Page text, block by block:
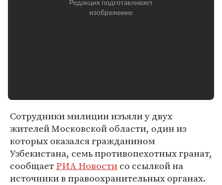
Сотрудники милиции изъяли у двух
жителей Московской области, один из
которых оказался гражданином
Узбекистана, семь противопехотных гранат,
сообщаетРИА Новостисо ссылкой на
источники в правоохранительных органах.